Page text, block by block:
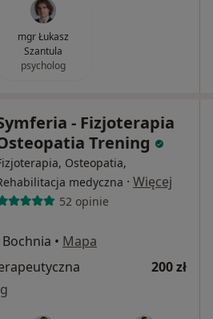
mgr Łukasz
Szantula
psycholog
- Fizjoterapia
Trening
Osteopatia,
medyczna · Więcej
52 opinie
• Mapa
200 zł